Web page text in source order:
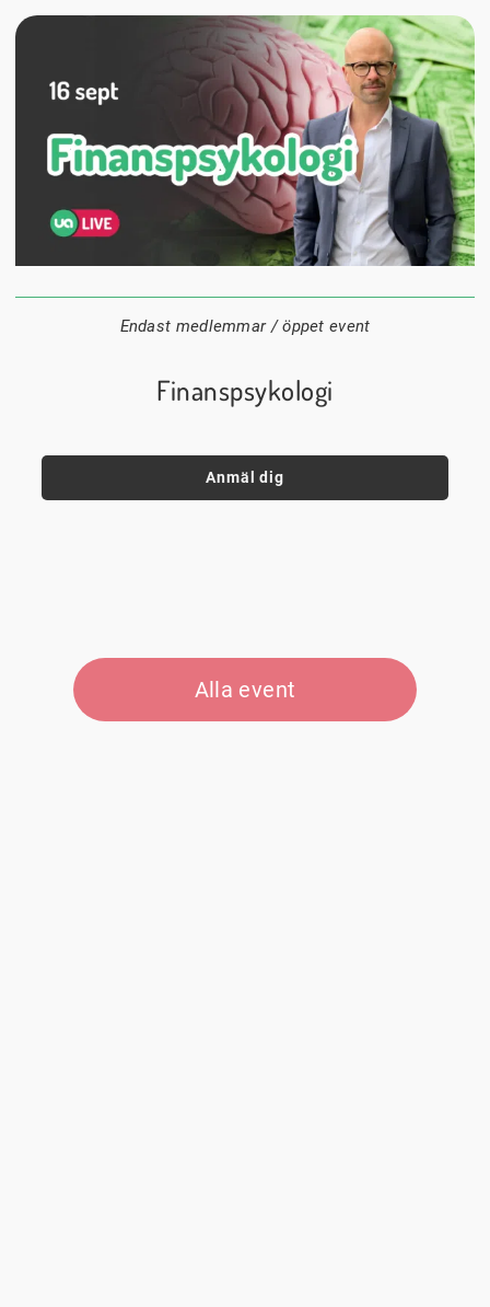
18:00
Digitalt
Endast medlemmar / öppet event
Finanspsykologi
Anmäl dig
Alla event